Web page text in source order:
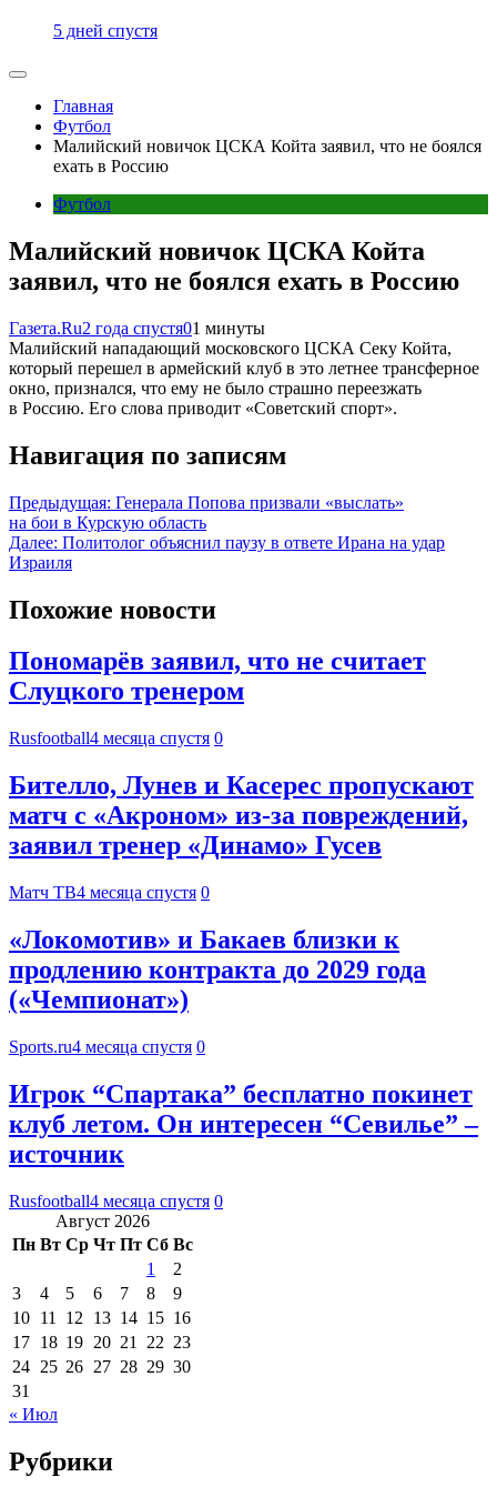
5 дней спустя
Главная
Футбол
Малийский новичок ЦСКА Койта заявил, что не боялся
ехать в Россию
Футбол
Малийский новичок ЦСКА Койта
заявил, что не боялся ехать в Россию
Газета.Ru2 года спустя01 минуты
Малийский нападающий московского ЦСКА Секу Койта,
который перешел в армейский клуб в это летнее трансферное
окно, признался, что ему не было страшно переезжать
в Россию. Его слова приводит «Советский спорт».
Навигация по записям
Предыдущая: Генерала Попова призвали «выслать»
на бои в Курскую область
Далее: Политолог объяснил паузу в ответе Ирана на удар
Израиля
Похожие новости
Пономарёв заявил, что не считает
Слуцкого тренером
Rusfootball4 месяца спустя 0
Бителло, Лунев и Касерес пропускают
матч с «Акроном» из‑за повреждений,
заявил тренер «Динамо» Гусев
Матч ТВ4 месяца спустя 0
«Локомотив» и Бакаев близки к
продлению контракта до 2029 года
(«Чемпионат»)
Sports.ru4 месяца спустя 0
Игрок “Спартака” бесплатно покинет
клуб летом. Он интересен “Севилье” –
источник
Rusfootball4 месяца спустя 0
Август 2026
Пн Вт Ср Чт Пт Сб Вс
1
2
3
4 5 6 7 8
9
10 11 12 13 14 15 16
17 18 19 20 21 22 23
24 25 26 27 28 29 30
31
« Июл
Рубрики